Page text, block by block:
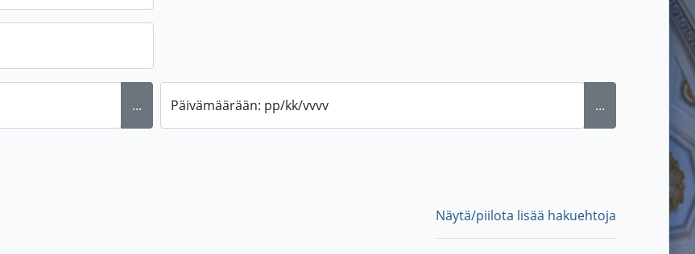
... Päivämäärään: pp/kk/vvvv ...
Näytä/piilota lisää hakuehtoja